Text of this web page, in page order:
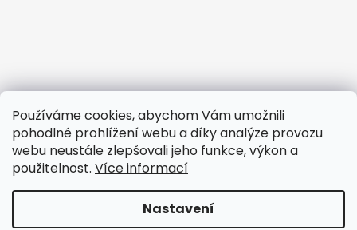
Používáme cookies, abychom Vám umožnili
pohodlné prohlížení webu a díky analýze provozu
webu neustále zlepšovali jeho funkce, výkon a
použitelnost. Více informací
Nastavení